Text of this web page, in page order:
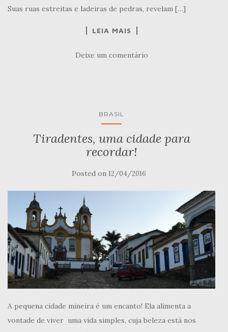
Suas ruas estreitas e ladeiras de pedras, revelam […]
LEIA MAIS
Deixe um comentário
BRASIL
Tiradentes, uma cidade para
recordar!
Posted on 12/04/2016
A pequena cidade mineira é um encanto! Ela alimenta a
vontade de viver uma vida simples, cuja beleza está nos